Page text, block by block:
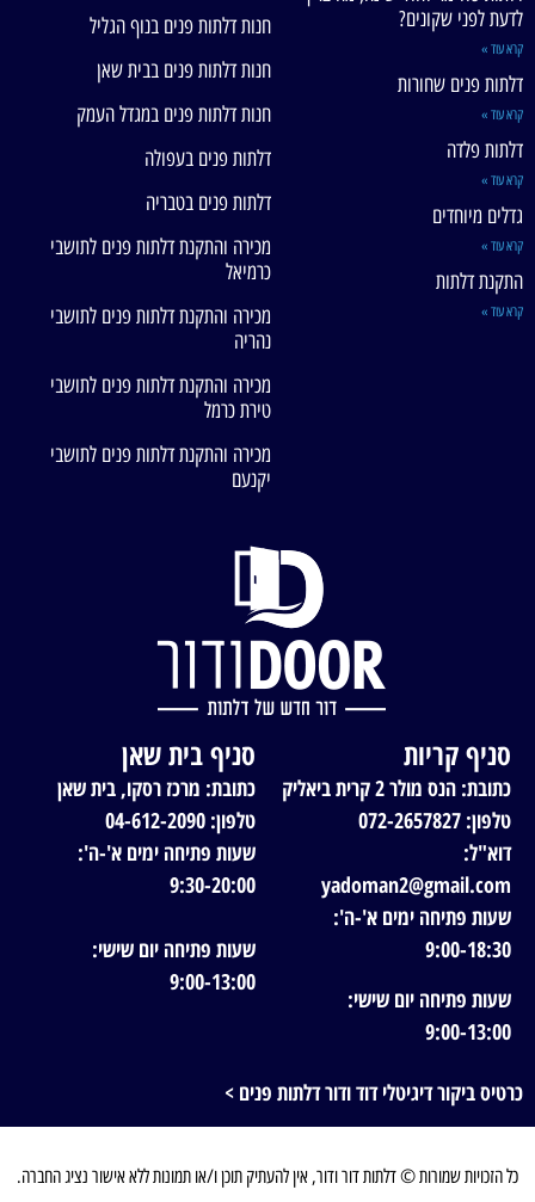
לדעת לפני שקונים?
קרא עוד »
דלתות פנים שחורות
קרא עוד »
דלתות פלדה
קרא עוד »
גדלים מיוחדים
קרא עוד »
התקנת דלתות
קרא עוד »
חנות דלתות פנים בנוף הגליל
חנות דלתות פנים בבית שאן
חנות דלתות פנים במגדל העמק
דלתות פנים בעפולה
דלתות פנים בטבריה
מכירה והתקנת דלתות פנים לתושבי
כרמיאל
מכירה והתקנת דלתות פנים לתושבי
נהריה
מכירה והתקנת דלתות פנים לתושבי
טירת כרמל
מכירה והתקנת דלתות פנים לתושבי
יקנעם
סניף קריות
כתובת: הנס מולר 2 קרית ביאליק
טלפון: 072-2657827
דוא"ל:
yadoman2@gmail.com
שעות פתיחה ימים א'-ה':
9:00-18:30
שעות פתיחה יום שישי:
9:00-13:00
סניף בית שאן
כתובת: מרכז רסקו, בית שאן
טלפון: 04-612-2090
שעות פתיחה ימים א'-ה':
9:30-20:00
שעות פתיחה יום שישי:
9:00-13:00
כרטיס ביקור דיגיטלי דוד ודור דלתות פנים >
כל הזכויות שמורות © דלתות דור ודור, אין להעתיק תוכן ו/או תמונות ללא אישור נציג החברה.